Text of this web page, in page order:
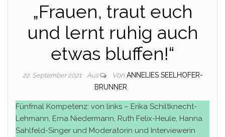
„Frauen, traut euch
und lernt ruhig auch
etwas bluffen!“
22. September 2021 Aus Von ANNELIES SEELHOFER-
BRUNNER
Fünfmal Kompetenz: von links – Erika Schiltknecht-
Lehmann, Erna Niedermann, Ruth Felix-Heule, Hanna
Sahlfeld-Singer und Moderatorin und Interviewerin